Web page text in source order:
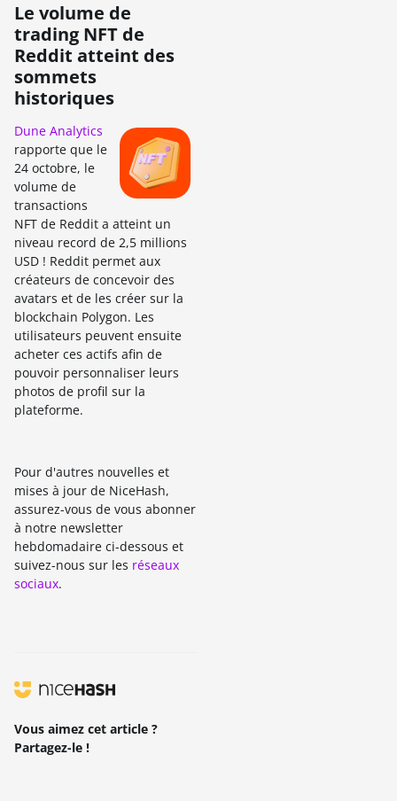
Le volume de
trading NFT de
Reddit atteint des
sommets
historiques
Dune Analytics
rapporte que le
24 octobre, le
volume de
transactions
NFT de Reddit a atteint un
niveau record de 2,5 millions
USD ! Reddit permet aux
créateurs de concevoir des
avatars et de les créer sur la
blockchain Polygon. Les
utilisateurs peuvent ensuite
acheter ces actifs afin de
pouvoir personnaliser leurs
photos de profil sur la
plateforme.
Pour d'autres nouvelles et
mises à jour de NiceHash,
assurez-vous de vous abonner
à notre newsletter
hebdomadaire ci-dessous et
suivez-nous sur les réseaux
sociaux.
Vous aimez cet article ?
Partagez-le !